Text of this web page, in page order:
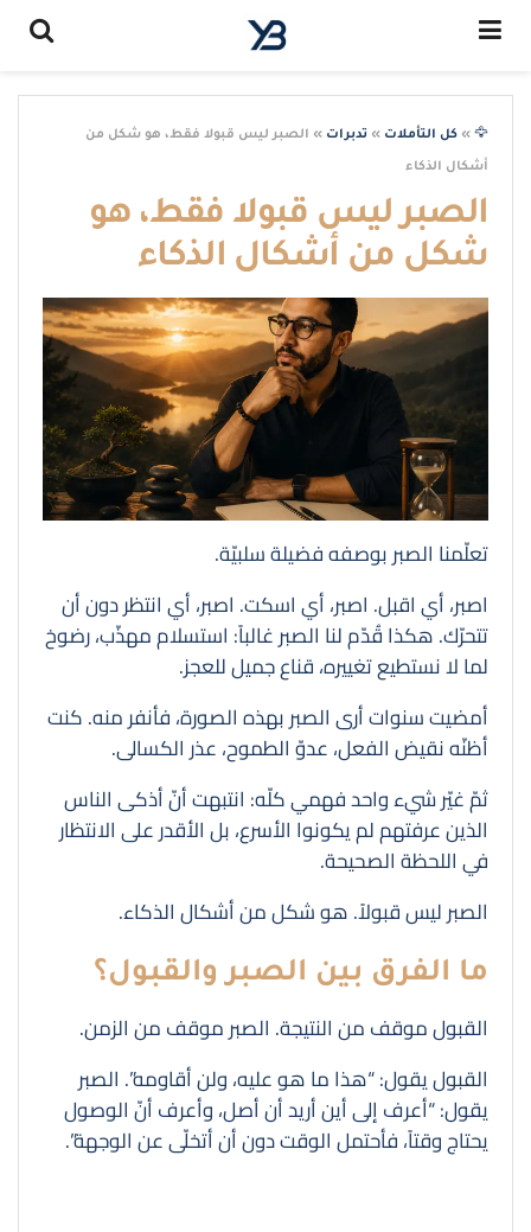
🦅
» كل التأملات » تدبرات » الصبر ليس قبولا فقط، هو شكل من
أشكال الذكاء
الصبر ليس قبولا فقط، هو
شكل من أشكال الذكاء
تعلّمنا الصبر بوصفه فضيلة سلبيّة.
اصبر، أي اقبل. اصبر، أي اسكت. اصبر، أي انتظر دون أن
تتحرّك. هكذا قُدّم لنا الصبر غالباً: استسلام مهذّب، رضوخ
لما لا نستطيع تغييره، قناع جميل للعجز.
أمضيت سنوات أرى الصبر بهذه الصورة، فأنفر منه. كنت
أظنّه نقيض الفعل، عدوّ الطموح، عذر الكسالى.
ثمّ غيّر شيء واحد فهمي كلّه: انتبهت أنّ أذكى الناس
الذين عرفتهم لم يكونوا الأسرع، بل الأقدر على الانتظار
في اللحظة الصحيحة.
الصبر ليس قبولاً. هو شكل من أشكال الذكاء.
ما الفرق بين الصبر والقبول؟
القبول موقف من النتيجة. الصبر موقف من الزمن.
القبول يقول: “هذا ما هو عليه، ولن أقاومه”. الصبر
يقول: “أعرف إلى أين أريد أن أصل، وأعرف أنّ الوصول
يحتاج وقتاً، فأحتمل الوقت دون أن أتخلّى عن الوجهة”.